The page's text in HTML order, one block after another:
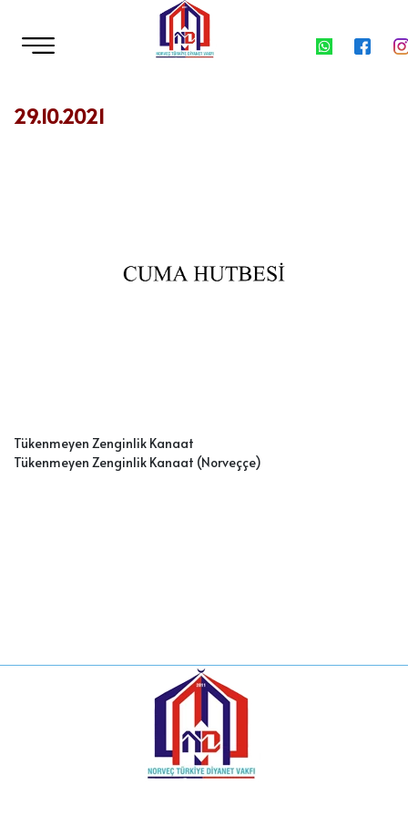
29.10.2021
Tükenmeyen Zenginlik Kanaat
Tükenmeyen Zenginlik Kanaat (Norveççe)